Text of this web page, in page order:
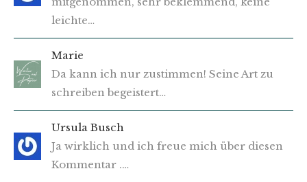
leichte…
Marie
Da kann ich nur zustimmen! Seine Art zu
schreiben begeistert…
Ursula Busch
Ja wirklich und ich freue mich über diesen
Kommentar .…